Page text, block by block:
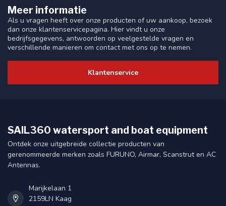
Meer informatie
Als u vragen heeft over onze producten of uw aankoop, bezoek
dan onze klantenservicepagina. Hier vindt u onze
bedrijfsgegevens, antwoorden op veelgestelde vragen en
verschillende manieren om contact met ons op te nemen.
Klantenservice
SAIL360 watersport and boat equipment
Ontdek onze uitgebreide collectie producten van
gerenommeerde merken zoals FURUNO, Airmar, Scanstrut en AC
Antennas.
Marijkelaan 1
2159LN Kaag